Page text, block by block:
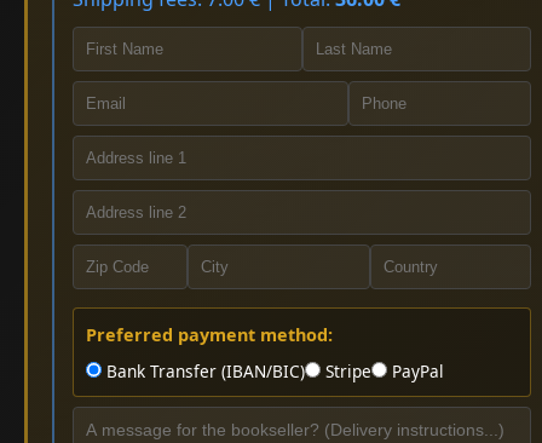
Preferred payment method:
Bank Transfer (IBAN/BIC)
Stripe PayPal